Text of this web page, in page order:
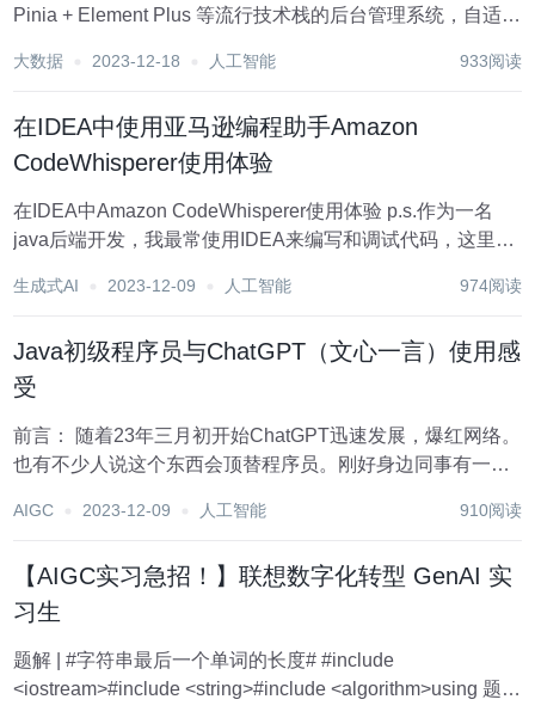
Pinia + Element Plus 等流行技术栈的后台管理系统，自适应
Web、...
大数据 2023-12-18 人工智能 933阅读
在IDEA中使用亚马逊编程助手Amazon
CodeWhisperer使用体验
在IDEA中Amazon CodeWhisperer使用体验 p.s.作为一名
java后端开发，我最常使用IDEA来编写和调试代码，这里我
体验报告，希望对大家有帮助 目录...
生成式AI 2023-12-09 人工智能 974阅读
Java初级程序员与ChatGPT（文心一言）使用感
受
前言： 随着23年三月初开始ChatGPT迅速发展，爆红网络。
也有不少人说这个东西会顶替程序员。刚好身边同事有一个
AIGC 2023-12-09 人工智能 910阅读
【AIGC实习急招！】联想数字化转型 GenAI 实
习生
题解 | #字符串最后一个单词的长度# #include
<iostream>#include <string>#include <algorithm>using 题解